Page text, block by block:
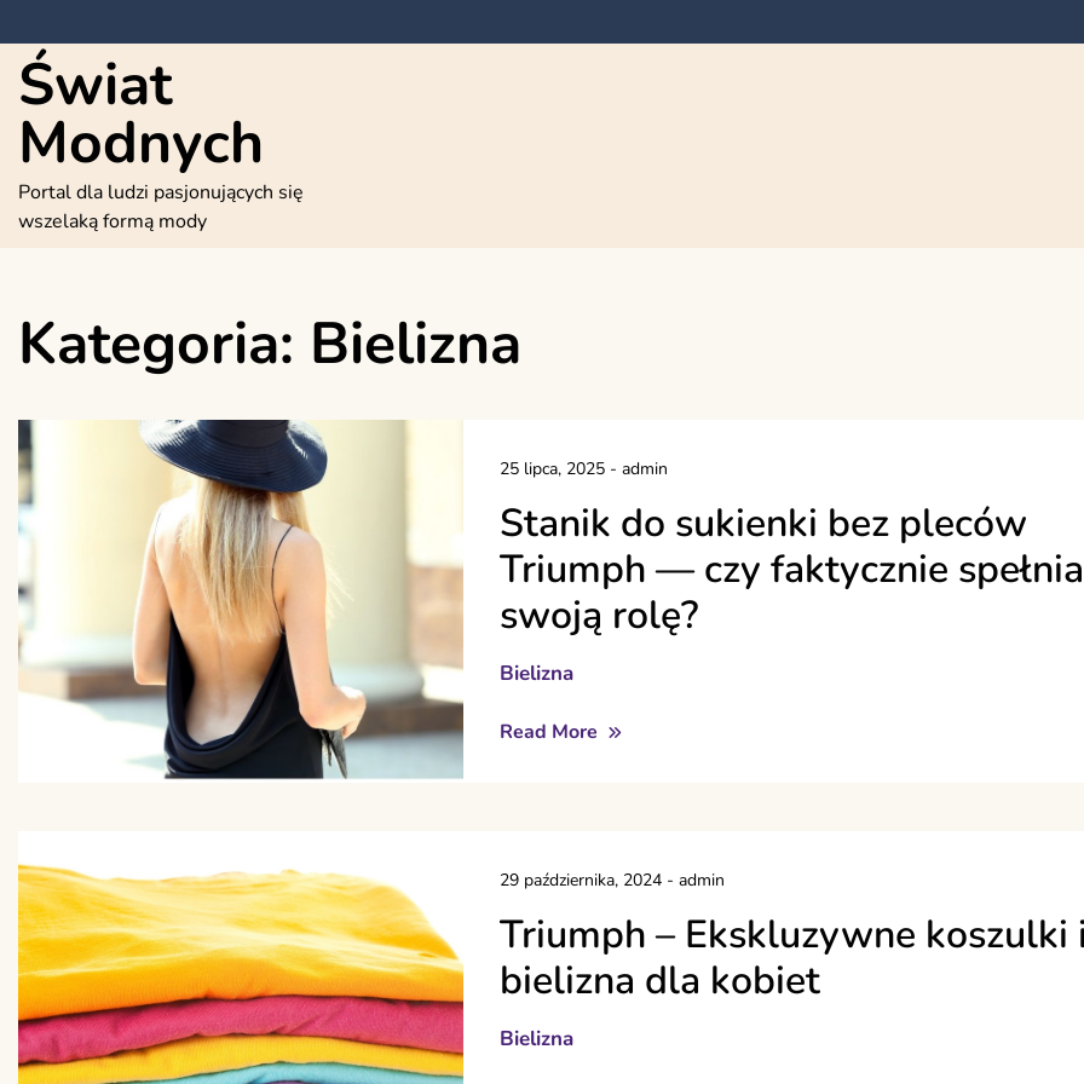
to
content
Świat
Modnych
Portal dla ludzi pasjonujących się
wszelaką formą mody
Kategoria: Bielizna
25 lipca, 2025- admin
Stanik do sukienki bez pleców
Triumph — czy faktycznie spełnia
swoją rolę?
Bielizna
Read More
29 października, 2024- admin
Triumph – Ekskluzywne koszulki
bielizna dla kobiet
Bielizna